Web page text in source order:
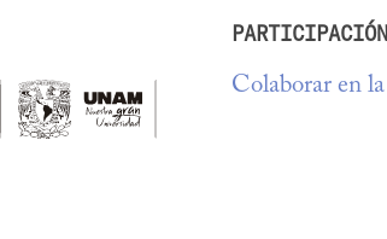
PARTICIPACIÓN
Colaborar en